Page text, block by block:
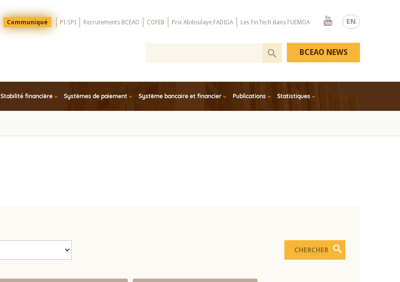
EN
Menu
Top
Communiqué PI-SPI Recrutements BCEAO COFEB Prix Abdoulaye FADIGA Les FinTech dans l'UEMOA
Youtube
Stabilité financière Systèmes de paiement Système bancaire et financier Publications Statistiques
BCEAO NEWS